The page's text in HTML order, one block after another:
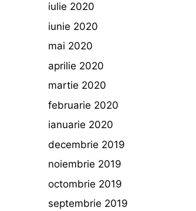
iulie 2020
iunie 2020
mai 2020
aprilie 2020
martie 2020
februarie 2020
ianuarie 2020
decembrie 2019
noiembrie 2019
octombrie 2019
septembrie 2019